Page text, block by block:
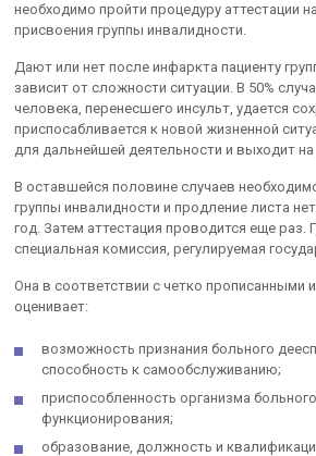
необходимо пройти процедуру аттестации
присвоения группы инвалидности.
Дают или нет после инфаркта пациенту
зависит от сложности ситуации. В 50%
человека, перенесшего инсульт, удается
приспосабливается к новой жизненной
для дальнейшей деятельности и выходит на
В оставшейся половине случаев
группы инвалидности и продление листа
год. Затем аттестация проводится еще раз.
специальная комиссия, регулируемая
Она в соответствии с четко прописанными
оценивает:
возможность признания больного
способность к самообслуживанию;
приспособленность организма
функционирования;
образование, должность и